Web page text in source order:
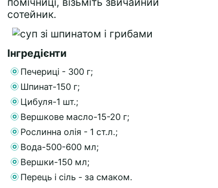
сотейник.
Інгредієнти
Печериці - 300 г;
Шпинат-150 г;
Цибуля-1 шт.;
Вершкове масло-15-20 г;
Рослинна олія - 1 ст.л.;
Вода-500-600 мл;
Вершки-150 мл;
Перець і сіль - за смаком.